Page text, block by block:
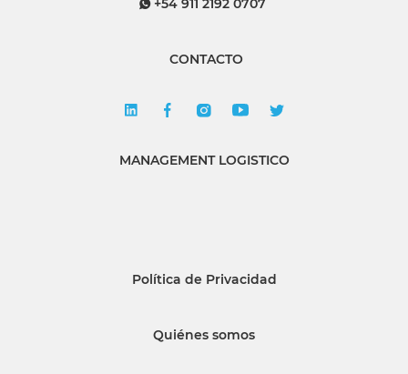
+54 911 2192 0707
CONTACTO
MANAGEMENT LOGISTICO
Política de Privacidad
Quiénes somos